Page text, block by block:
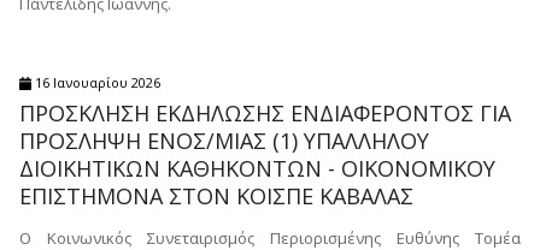
16 Ιανουαρίου 2026
ΠΡΟΣΚΛΗΣΗ ΕΚΔΗΛΩΣΗΣ ΕΝΔΙΑΦΕΡΟΝΤΟΣ ΓΙΑ
ΠΡΟΣΛΗΨΗ ΕΝOΣ/ΜΙΑΣ (1) ΥΠΑΛΛΗΛΟΥ
ΔΙΟΙΚΗΤΙΚΩΝ ΚΑΘΗΚΟΝΤΩΝ - ΟΙΚΟΝΟΜΙΚΟΥ
ΕΠΙΣΤΗΜΟΝΑ ΣΤΟΝ ΚΟΙΣΠΕ ΚΑΒΑΛΑΣ
Ο Κοινωνικός Συνεταιρισμός Περιορισμένης Ευθύνης Τομέα